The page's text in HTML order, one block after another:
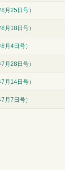
25日号）
18日号）
4日号）
28日号）
14日号）
7日号）